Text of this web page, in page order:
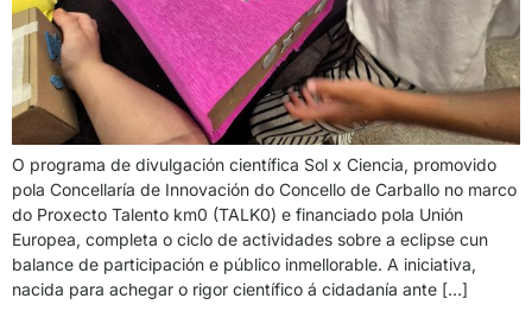
O programa de divulgación científica Sol x Ciencia, promovido
pola Concellaría de Innovación do Concello de Carballo no marco
do Proxecto Talento km0 (TALK0) e financiado pola Unión
Europea, completa o ciclo de actividades sobre a eclipse cun
balance de participación e público inmellorable. A iniciativa,
nacida para achegar o rigor científico á cidadanía ante […]